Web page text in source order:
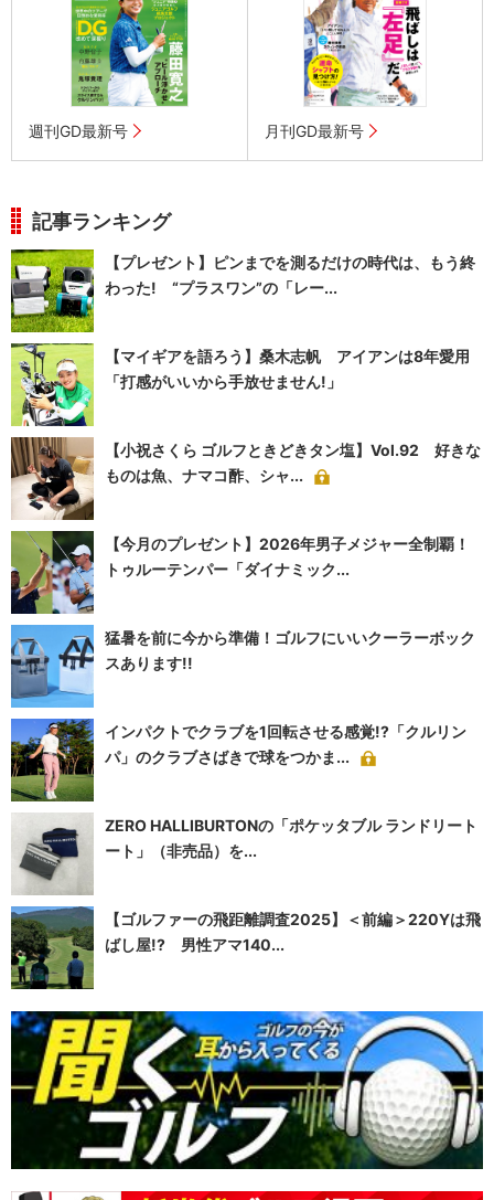
週刊GD最新号 月刊GD最新号
記事ランキング
【プレゼント】ピンまでを測るだけの時代は、もう終
わった! “プラスワン”の「レー...
【マイギアを語ろう】桑木志帆 アイアンは8年愛用
「打感がいいから手放せません!」
【小祝さくら ゴルフときどきタン塩】Vol.92 好きな
ものは魚、ナマコ酢、シャ...
【今月のプレゼント】2026年男子メジャー全制覇！
トゥルーテンパー「ダイナミック...
猛暑を前に今から準備！ゴルフにいいクーラーボック
スあります!!
インパクトでクラブを1回転させる感覚!?「クルリン
パ」のクラブさばきで球をつかま...
ZERO HALLIBURTONの「ポケッタブル ランドリート
ート」（非売品）を...
【ゴルファーの飛距離調査2025】＜前編＞220Yは飛
ばし屋!? 男性アマ140...